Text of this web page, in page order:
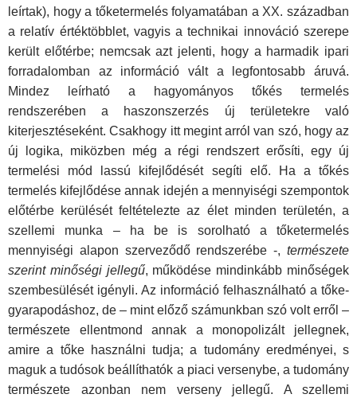
leírtak), hogy a tőketermelés folyamatában a XX. században
a relatív értéktöbblet, vagyis a technikai innováció szerepe
került elő­térbe; nemcsak azt jelenti, hogy a harmadik ipari
forradalom­ban az információ vált a legfontosabb áruvá.
Mindez leírható a hagyományos tőkés termelés
rendszerében a haszonszer­zés új területekre való
kiterjesztéseként. Csakhogy itt megint arról van szó, hogy az
új logika, miközben még a régi rend­szert erősíti, egy új
termelési mód lassú kifejlődését segíti elő. Ha a tőkés
termelés kifejlődése annak idején a mennyiségi szempontok
előtérbe kerülését feltételezte az élet minden te­rületén, a
szellemi munka – ha be is sorolható a tőketermelés
mennyiségi alapon szerveződő rendszerébe -, természete
szerint minőségi jellegű, működése mindinkább minőségek
szembesülését igényli. Az információ felhasználható a tőke­
gyarapodáshoz, de – mint előző számunkban szó volt erről –
természete ellentmond annak a monopolizált jellegnek,
amire a tőke használni tudja; a tudomány eredményei, s
maguk a tu­dósok beállíthatók a piaci versenybe, a tudomány
természete azonban nem verseny jellegű. A szellemi